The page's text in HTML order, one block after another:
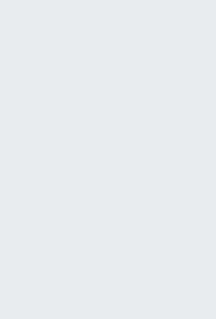
& Ravageurs